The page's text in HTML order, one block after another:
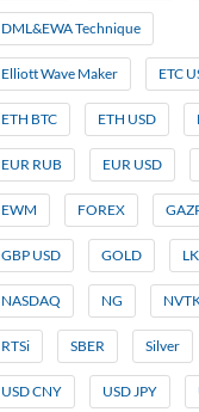
DML&EWA Technique
Elliott Wave Maker ETC
ETH BTC ETH USD
EUR RUB EUR USD
EWM FOREX
GBP USD GOLD
NASDAQ NG
RTSi SBER Silver
USD CNY USD JPY